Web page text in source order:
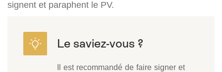
signent et paraphent le PV.
Il est recommandé de faire signer et